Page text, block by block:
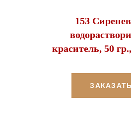
153
краситель, 50
ЗАКАЗАТЬ